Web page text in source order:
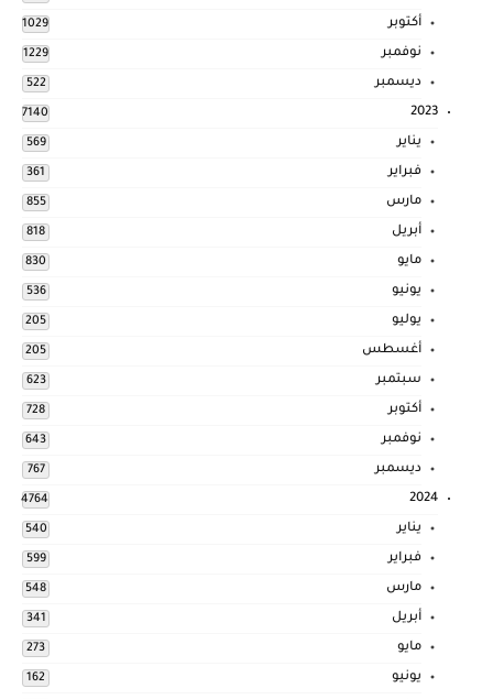
أكتوبر 1029
نوفمبر 1229
ديسمبر 522
2023
7140
يناير 569
فبراير 361
مارس 855
أبريل 818
مايو 830
يونيو 536
يوليو 205
أغسطس 205
سبتمبر 623
أكتوبر 728
نوفمبر 643
ديسمبر 767
2024
4764
يناير 540
فبراير 599
مارس 548
أبريل 341
مايو 273
يونيو 162